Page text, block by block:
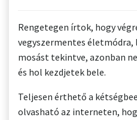
Rengetegen írtok, hogy
vegyszermentes életmódra,
mosást tekintve, azonban
és hol kezdjetek bele.
Teljesen érthető a
olvasható az interneten,